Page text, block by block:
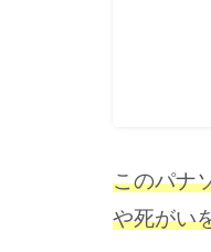
このパナ
や死がい